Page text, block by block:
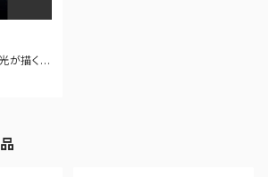
が描く不
花火―
本の花